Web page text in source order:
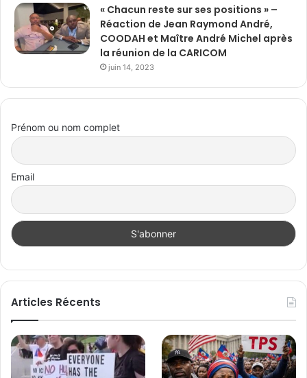
« Chacun reste sur ses positions » –
Réaction de Jean Raymond André,
COODAH et Maître André Michel après
la réunion de la CARICOM
juin 14, 2023
Prénom ou nom complet
Email
Articles Récents